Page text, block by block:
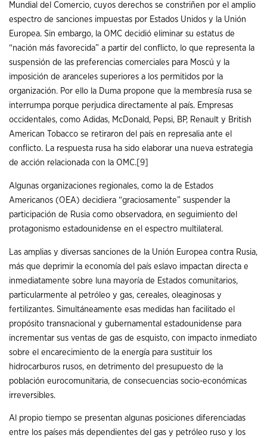
Mundial del Comercio, cuyos derechos se constriñen por el amplio
espectro de sanciones impuestas por Estados Unidos y la Unión
Europea. Sin embargo, la OMC decidió eliminar su estatus de
“nación más favorecida” a partir del conflicto, lo que representa la
suspensión de las preferencias comerciales para Moscú y la
imposición de aranceles superiores a los permitidos por la
organización. Por ello la Duma propone que la membresía rusa se
interrumpa porque perjudica directamente al país. Empresas
occidentales, como Adidas, McDonald, Pepsi, BP, Renault y British
American Tobacco se retiraron del país en represalia ante el
conflicto. La respuesta rusa ha sido elaborar una nueva estrategia
de acción relacionada con la OMC. [9]
Algunas organizaciones regionales, como la de Estados
Americanos (OEA) decidiera “graciosamente” suspender la
participación de Rusia como observadora, en seguimiento del
protagonismo estadounidense en el espectro multilateral.
Las amplias y diversas sanciones de la Unión Europea contra Rusia,
más que deprimir la economía del país eslavo impactan directa e
inmediatamente sobre luna mayoría de Estados comunitarios,
particularmente al petróleo y gas, cereales, oleaginosas y
fertilizantes. Simultáneamente esas medidas han facilitado el
propósito transnacional y gubernamental estadounidense para
incrementar sus ventas de gas de esquisto, con impacto inmediato
sobre el encarecimiento de la energía para sustituir los
hidrocarburos rusos, en detrimento del presupuesto de la
población eurocomunitaria, de consecuencias socio-económicas
irreversibles.
Al propio tiempo se presentan algunas posiciones diferenciadas
entre los países más dependientes del gas y petróleo ruso y los